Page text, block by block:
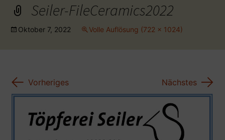
Seiler-FileCeramics2022
Oktober 7, 2022 Volle Auflösung (722 × 1024)
← Vorheriges Nächstes →